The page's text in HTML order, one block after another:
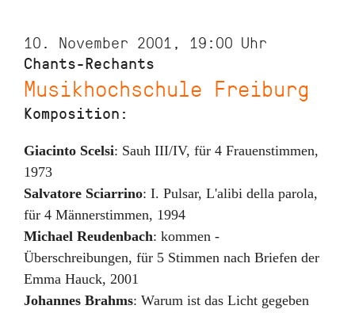
10. November 2001, 19:00 Uhr
Chants-Rechants
Musikhochschule Freiburg
Komposition:
Giacinto Scelsi: Sauh III/IV, für 4 Frauenstimmen,
1973
Salvatore Sciarrino: I. Pulsar, L'alibi della parola,
für 4 Männerstimmen, 1994
Michael Reudenbach: kommen -
Überschreibungen, für 5 Stimmen nach Briefen der
Emma Hauck, 2001
Johannes Brahms: Warum ist das Licht gegeben